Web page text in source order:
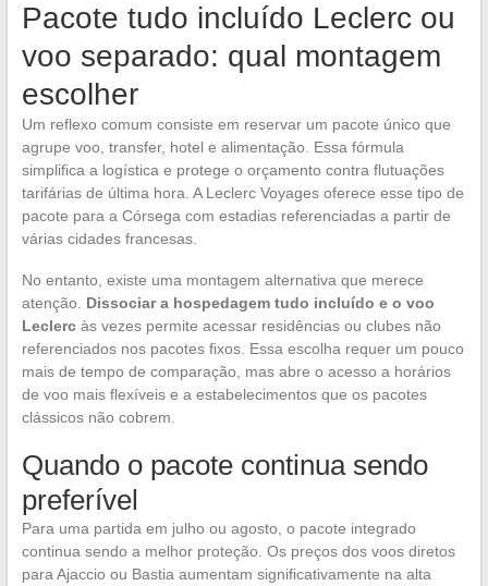
Pacote tudo incluído Leclerc ou
voo separado: qual montagem
escolher
Um reflexo comum consiste em reservar um pacote único que
agrupe voo, transfer, hotel e alimentação. Essa fórmula
simplifica a logística e protege o orçamento contra flutuações
tarifárias de última hora. A Leclerc Voyages oferece esse tipo de
pacote para a Córsega com estadias referenciadas a partir de
várias cidades francesas.
No entanto, existe uma montagem alternativa que merece
atenção. Dissociar a hospedagem tudo incluído e o voo
Leclercàs vezes permite acessar residências ou clubes não
referenciados nos pacotes fixos. Essa escolha requer um pouco
mais de tempo de comparação, mas abre o acesso a horários
de voo mais flexíveis e a estabelecimentos que os pacotes
clássicos não cobrem.
Quando o pacote continua sendo
preferível
Para uma partida em julho ou agosto, o pacote integrado
continua sendo a melhor proteção. Os preços dos voos diretos
para Ajaccio ou Bastia aumentam significativamente na alta